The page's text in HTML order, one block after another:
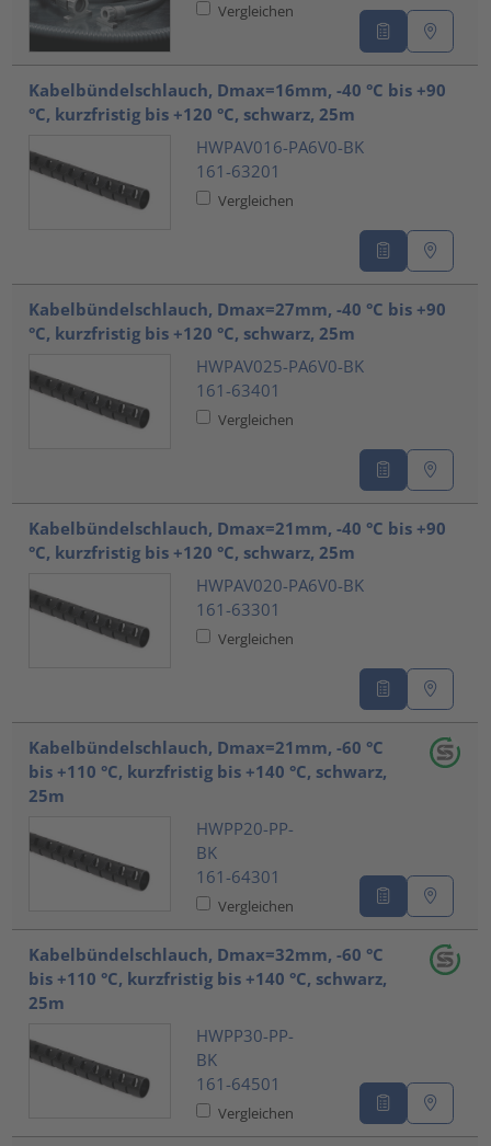
Vergleichen
Kabelbündelschlauch, Dmax=16mm, -40 °C bis +90
°C, kurzfristig bis +120 °C, schwarz, 25m
HWPAV016-PA6V0-BK
161-63201
Vergleichen
Kabelbündelschlauch, Dmax=27mm, -40 °C bis +90
°C, kurzfristig bis +120 °C, schwarz, 25m
HWPAV025-PA6V0-BK
161-63401
Vergleichen
Kabelbündelschlauch, Dmax=21mm, -40 °C bis +90
°C, kurzfristig bis +120 °C, schwarz, 25m
HWPAV020-PA6V0-BK
161-63301
Vergleichen
Kabelbündelschlauch, Dmax=21mm, -60 °C
bis +110 °C, kurzfristig bis +140 °C, schwarz,
25m
HWPP20-PP-
BK
161-64301
Vergleichen
Kabelbündelschlauch, Dmax=32mm, -60 °C
bis +110 °C, kurzfristig bis +140 °C, schwarz,
25m
HWPP30-PP-
BK
161-64501
Vergleichen